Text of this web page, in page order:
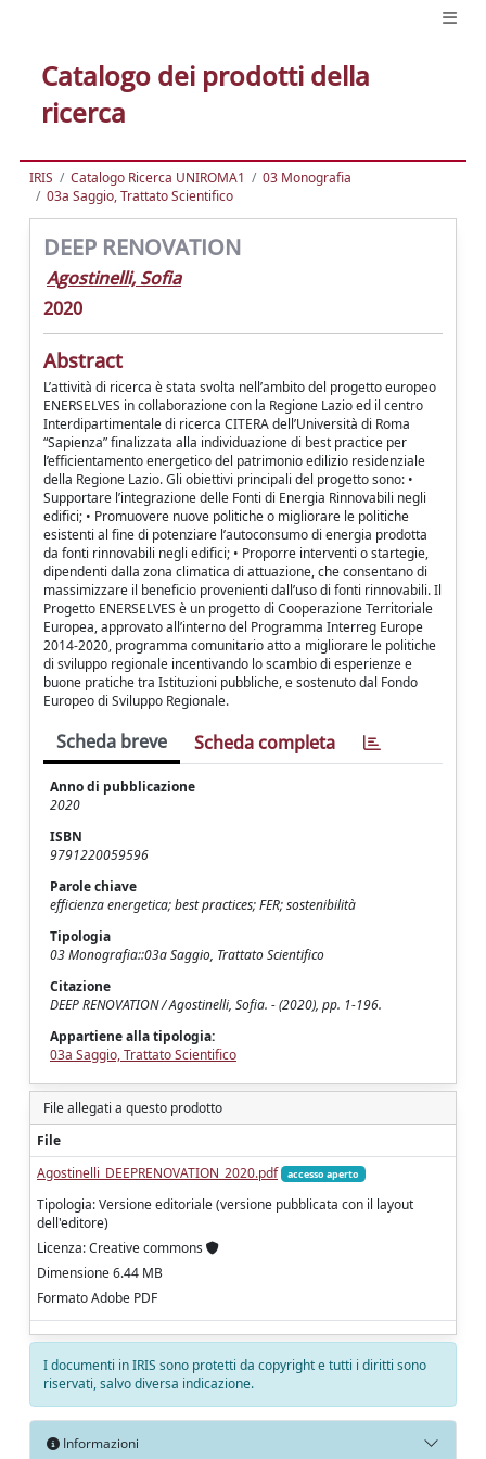
Catalogo dei prodotti della
ricerca
IRIS Catalogo Ricerca UNIROMA1
03 Monografia
03a Saggio, Trattato Scientifico
DEEP RENOVATION
Agostinelli, Sofia
2020
Abstract
L’attività di ricerca è stata svolta nell’ambito del progetto europeo
ENERSELVES in collaborazione con la Regione Lazio ed il centro
Interdipartimentale di ricerca CITERA dell’Università di Roma
“Sapienza” finalizzata alla individuazione di best practice per
l’efficientamento energetico del patrimonio edilizio residenziale
della Regione Lazio. Gli obiettivi principali del progetto sono: •
Supportare l’integrazione delle Fonti di Energia Rinnovabili negli
edifici; • Promuovere nuove politiche o migliorare le politiche
esistenti al fine di potenziare l’autoconsumo di energia prodotta
da fonti rinnovabili negli edifici; • Proporre interventi o startegie,
dipendenti dalla zona climatica di attuazione, che consentano di
massimizzare il beneficio provenienti dall’uso di fonti rinnovabili. Il
Progetto ENERSELVES è un progetto di Cooperazione Territoriale
Europea, approvato all’interno del Programma Interreg Europe
2014-2020, programma comunitario atto a migliorare le politiche
di sviluppo regionale incentivando lo scambio di esperienze e
buone pratiche tra Istituzioni pubbliche, e sostenuto dal Fondo
Europeo di Sviluppo Regionale.
Scheda breve Scheda completa
Anno di pubblicazione
2020
ISBN
9791220059596
Parole chiave
efficienza energetica; best practices; FER; sostenibilità
Tipologia
03 Monografia::03a Saggio, Trattato Scientifico
Citazione
DEEP RENOVATION / Agostinelli, Sofia. - (2020), pp. 1-196.
Appartiene alla tipologia:
03a Saggio, Trattato Scientifico
File allegati a questo prodotto
File
Agostinelli_DEEPRENOVATION_2020.pdf
accesso aperto
Tipologia: Versione editoriale (versione pubblicata con il layout
dell'editore)
Licenza: Creative commons
Dimensione 6.44 MB
Formato Adobe PDF
I documenti in IRIS sono protetti da copyright e tutti i diritti sono
riservati, salvo diversa indicazione.
Informazioni